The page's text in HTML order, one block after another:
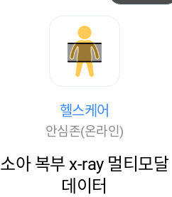
헬스케어
안심존(온라인)
소아 복부 x-ray 멀티모달
데이터